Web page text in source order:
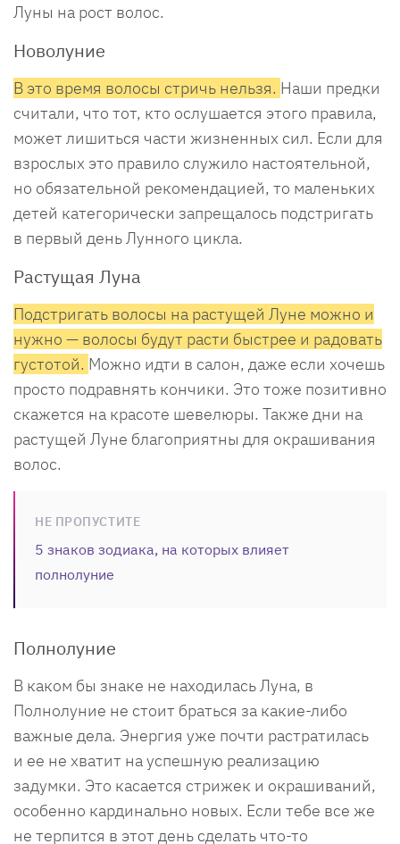
Луны на рост волос.
Новолуние
В это время волосы стричь нельзя. Наши предки
считали, что тот, кто ослушается этого правила,
может лишиться части жизненных сил. Если для
взрослых это правило служило настоятельной,
но обязательной рекомендацией, то маленьких
детей категорически запрещалось подстригать
в первый день Лунного цикла.
Растущая Луна
Подстригать волосы на растущей Луне можно и
нужно — волосы будут расти быстрее и радовать
густотой. Можно идти в салон, даже если хочешь
просто подравнять кончики. Это тоже позитивно
скажется на красоте шевелюры. Также дни на
растущей Луне благоприятны для окрашивания
волос.
НЕ ПРОПУСТИТЕ
5 знаков зодиака, на которых влияет
полнолуние
Полнолуние
В каком бы знаке не находилась Луна, в
Полнолуние не стоит браться за какие-либо
важные дела. Энергия уже почти растратилась
и ее не хватит на успешную реализацию
задумки. Это касается стрижек и окрашиваний,
особенно кардинально новых. Если тебе все же
не терпится в этот день сделать что-то